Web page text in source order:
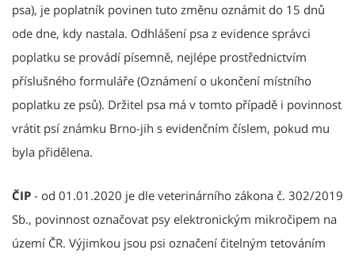
psa), je poplatník povinen tuto změnu oznámit do 15 dnů
ode dne, kdy nastala. Odhlášení psa z evidence správci
poplatku se provádí písemně, nejlépe prostřednictvím
příslušného formuláře (Oznámení o ukončení místního
poplatku ze psů). Držitel psa má v tomto případě i povinnost
vrátit psí známku Brno-jih s evidenčním číslem, pokud mu
byla přidělena.
ČIP - od 01.01.2020 je dle veterinárního zákona č. 302/2019
Sb., povinnost označovat psy elektronickým mikročipem na
území ČR. Výjimkou jsou psi označení čitelným tetováním